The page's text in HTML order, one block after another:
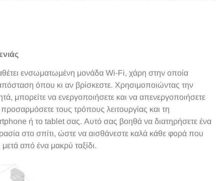
ενσωματωμένη μονάδα Wi-Fi, χάρη στην οποία
όπου κι αν βρίσκεστε. Χρησιμοποιώντας την
μπορείτε να ενεργοποιήσετε και να απενεργοποιήσετε
τους τρόπους λειτουργίας και τη
ή το tablet σας. Αυτό σας βοηθά να διατηρήσετε ένα
στο σπίτι, ώστε να αισθάνεστε καλά κάθε φορά που
από ένα μακρύ ταξίδι.